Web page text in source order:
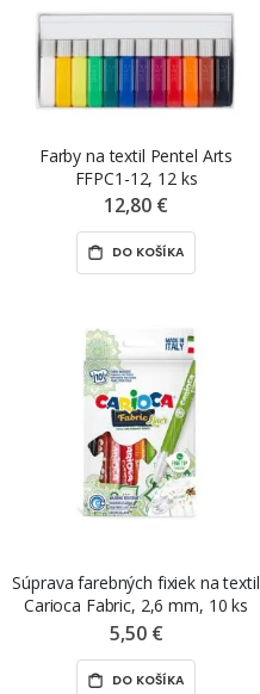
Farby na textil Pentel Arts
FFPC1-12, 12 ks
12,80 €
DO KOŠÍKA
Súprava farebných fixiek na textil
Carioca Fabric, 2,6 mm, 10 ks
5,50 €
DO KOŠÍKA